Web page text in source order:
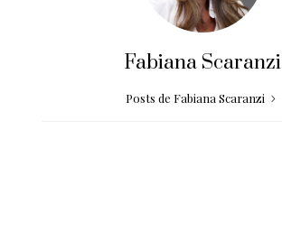
Fabiana Scaranzi
Posts de Fabiana Scaranzi